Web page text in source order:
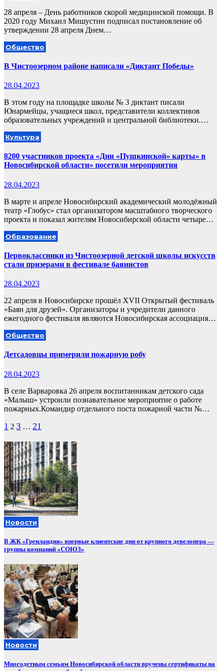
28 апреля – День работников скорой медицинской помощи. В
2020 году Михаил Мишустин подписал постановление об
утверждении 28 апреля Днем…
Общество
В Чистоозерном районе написали «Диктант Победы»
28.04.2023
В этом году на площадке школы № 3 диктант писали
Юнармейцы, учащиеся школ, представители коллективов
образовательных учреждений и центральной библиотеки.…
Культура
8200 участников проекта «Дни «Пушкинской» карты» в
Новосибирской области» посетили мероприятия
28.04.2023
В марте и апреле Новосибирский академический молодёжный
театр «Глобус» стал организатором масштабного творческого
проекта и показал жителям Новосибирской области четыре…
Образование
Первоклассники из Чистоозерной детской школы искусств
стали призерами в фестивале баянистов
28.04.2023
22 апреля в Новосибирске прошёл XVII Открытый фестиваль
«Баян для друзей». Организаторы и учредители данного
ежегодного фестиваля являются Новосибирская ассоциация…
Общество
Детсадовцы примерили пожарную робу
28.04.2023
В селе Варваровка 26 апреля воспитанникам детского сада
«Малыш» устроили познавательное мероприятие о работе
пожарных.Командир отдельного поста пожарной части №…
Пагинация
записей
1 2 3 … 21
Новости
В ЖК «Гренландия» впервые клиентские дни от крупного девелопера —
группы компаний «СОЮЗ»
Новости
Многодетным семьям Новосибирской области вручены сертификаты на